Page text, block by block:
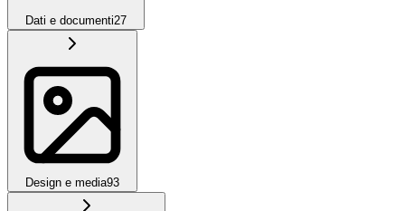
Dati e documenti27
Design e media93